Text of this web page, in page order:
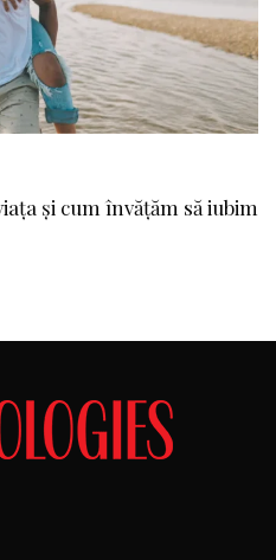
și cum învățăm să iubim